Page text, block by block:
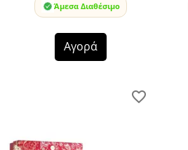
Άμεσα Διαθέσιμο
Αγορά